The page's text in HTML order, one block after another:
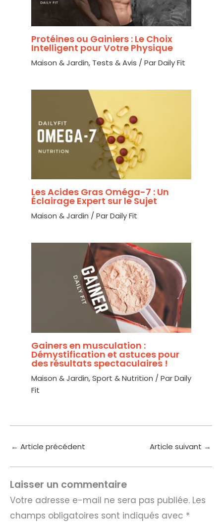
Protéines ou Gainiers : Le Choix
Intelligent pour Votre Physique
Maison & Jardin, Tests & Avis / ParDaily Fit
Les Acides Gras Oméga-7 : Un
Éclairage Expert sur le Sujet
Maison & Jardin / ParDaily Fit
Gainers en musculation :
Démystification et astuces pour
des résultats spectaculaires !
Maison & Jardin,Sport & Nutrition / ParDaily
Fit
← Article précédent Article suivant →
Laisser un commentaire
Votre adresse e-mail ne sera pas publiée. Les
champs obligatoires sont indiqués avec *